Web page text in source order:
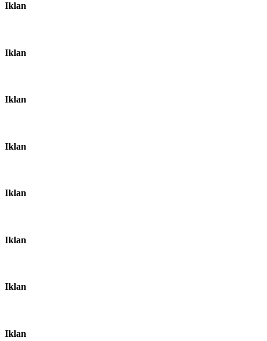
Iklan
Iklan
Iklan
Iklan
Iklan
Iklan
Iklan
Iklan